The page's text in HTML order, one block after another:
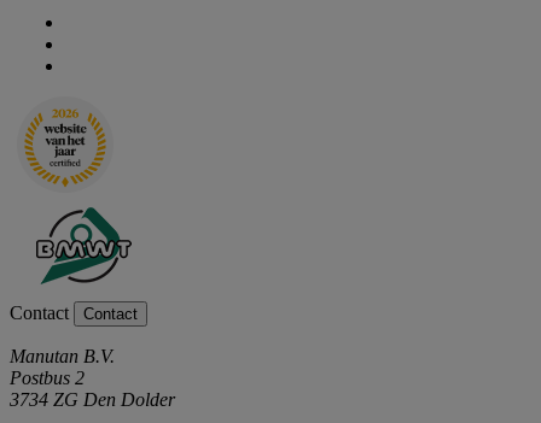
Contact Contact
Manutan B.V.
Postbus 2
3734 ZG Den Dolder